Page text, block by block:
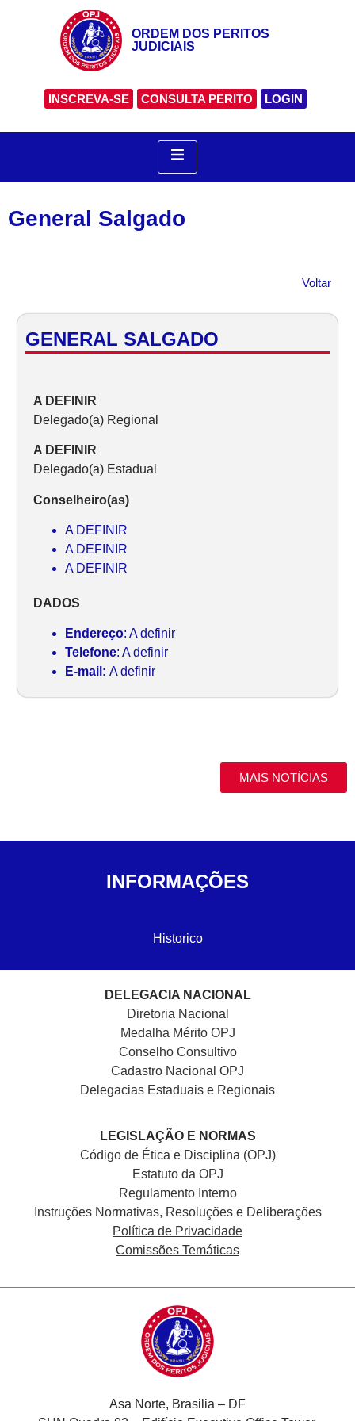
ORDEM DOS PERITOS
JUDICIAIS
INSCREVA-SE CONSULTA PERITO LOGIN
General Salgado
Voltar
GENERAL SALGADO
A DEFINIR
Delegado(a) Regional
A DEFINIR
Delegado(a) Estadual
Conselheiro(as)
A DEFINIR
A DEFINIR
A DEFINIR
DADOS
Endereço: A definir
Telefone: A definir
E-mail: A definir
MAIS NOTÍCIAS
INFORMAÇÕES
Historico
DELEGACIA NACIONAL
Diretoria Nacional
Medalha Mérito OPJ
Conselho Consultivo
Cadastro Nacional OPJ
Delegacias Estaduais e Regionais
LEGISLAÇÃO E NORMAS
Código de Ética e Disciplina (OPJ)
Estatuto da OPJ
Regulamento Interno
Instruções Normativas, Resoluções e Deliberações
Política de Privacidade
Comissões Temáticas
Asa Norte, Brasilia – DF